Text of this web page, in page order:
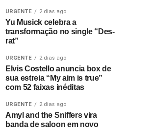
URGENTE 2 dias ago
Yu Musick celebra a
transformação no single “Des-
rat”
URGENTE 2 dias ago
Elvis Costello anuncia box de
sua estreia “My aim is true”
com 52 faixas inéditas
URGENTE 2 dias ago
Amyl and the Sniffers vira
banda de saloon em novo